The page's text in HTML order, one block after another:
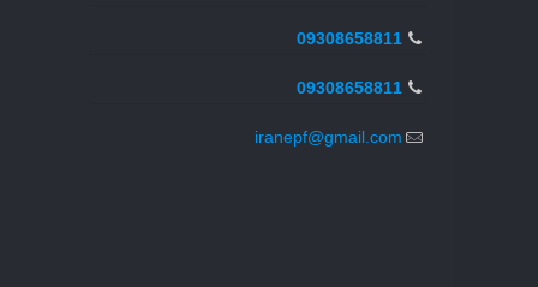
09308658811
09308658811
iranepf@gmail.com